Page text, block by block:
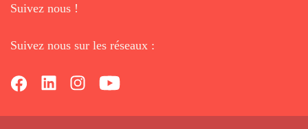
Suivez nous !
Suivez nous sur les réseaux :